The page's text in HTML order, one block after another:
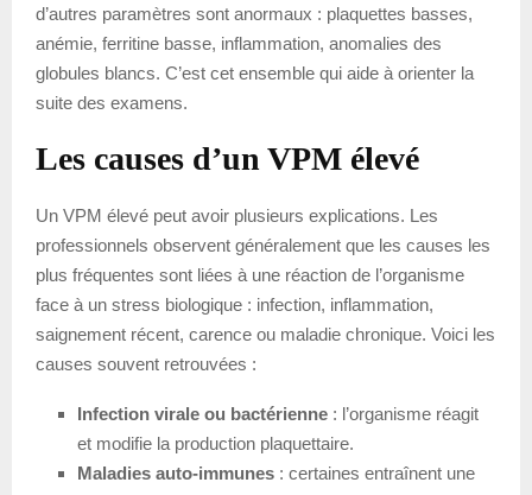
d’autres paramètres sont anormaux : plaquettes basses,
anémie, ferritine basse, inflammation, anomalies des
globules blancs. C’est cet ensemble qui aide à orienter la
suite des examens.
Les causes d’un VPM élevé
Un VPM élevé peut avoir plusieurs explications. Les
professionnels observent généralement que les causes les
plus fréquentes sont liées à une réaction de l’organisme
face à un stress biologique : infection, inflammation,
saignement récent, carence ou maladie chronique. Voici les
causes souvent retrouvées :
Infection virale ou bactérienne : l’organisme réagit
et modifie la production plaquettaire.
Maladies auto-immunes : certaines entraînent une